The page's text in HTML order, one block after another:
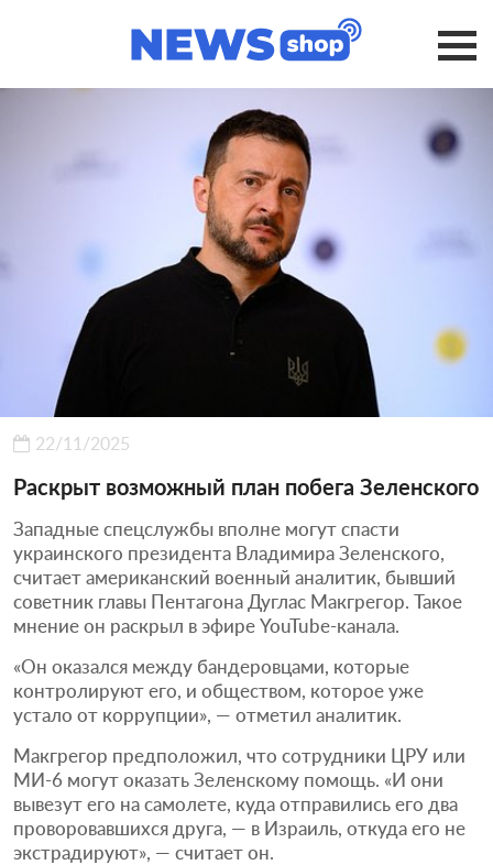
22/11/2025
Раскрыт возможный план побега Зеленского
Западные спецслужбы вполне могут спасти
украинского президента Владимира Зеленского,
считает американский военный аналитик, бывший
советник главы Пентагона Дуглас Макгрегор. Такое
мнение он раскрыл в эфире YouTube-канала.
«Он оказался между бандеровцами, которые
контролируют его, и обществом, которое уже
устало от коррупции», — отметил аналитик.
Макгрегор предположил, что сотрудники ЦРУ или
MИ-6 могут оказать Зеленскому помощь. «И они
вывезут его на самолете, куда отправились его два
проворовавшихся друга, — в Израиль, откуда его не
экстрадируют», — считает он.